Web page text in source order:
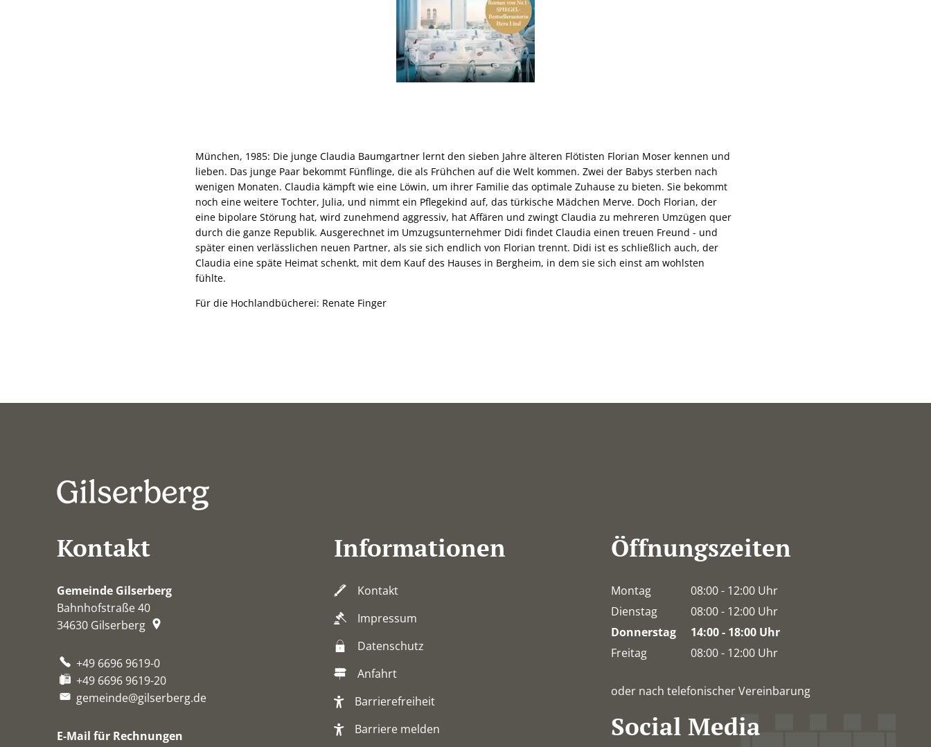
München, 1985: Die junge Claudia Baumgartner lernt den sieben Jahre älteren Flötisten Florian Moser kennen und
lieben. Das junge Paar bekommt Fünflinge, die als Frühchen auf die Welt kommen. Zwei der Babys sterben nach
wenigen Monaten. Claudia kämpft wie eine Löwin, um ihrer Familie das optimale Zuhause zu bieten. Sie bekommt
noch eine weitere Tochter, Julia, und nimmt ein Pflegekind auf, das türkische Mädchen Merve. Doch Florian, der
eine bipolare Störung hat, wird zunehmend aggressiv, hat Affären und zwingt Claudia zu mehreren Umzügen quer
durch die ganze Republik. Ausgerechnet im Umzugsunternehmer Didi findet Claudia einen treuen Freund - und
später einen verlässlichen neuen Partner, als sie sich endlich von Florian trennt. Didi ist es schließlich auch, der
Claudia eine späte Heimat schenkt, mit dem Kauf des Hauses in Bergheim, in dem sie sich einst am wohlsten
fühlte.
Für die Hochlandbücherei: Renate Finger
Kontakt
Gemeinde Gilserberg
Bahnhofstraße 40
34630 Gilserberg
+49 6696 9619-0
+49 6696 9619-20
gemeinde@gilserberg.de
E-Mail für Rechnungen
Informationen
Kontakt
Impressum
Datenschutz
Anfahrt
Barrierefreiheit
Barriere melden
Öffnungszeiten
Montag 08:00- 12:00 Uhr
Von 08:00 bis 12:00 Uhr
Dienstag 08:00- 12:00 Uhr
Von 08:00 bis 12:00 Uhr
Donnerstag 14:00- 18:00 Uhr
Von 14:00 bis 18:00 Uhr
Freitag 08:00- 12:00 Uhr
oder nach telefonischer Vereinbarung
Social Media